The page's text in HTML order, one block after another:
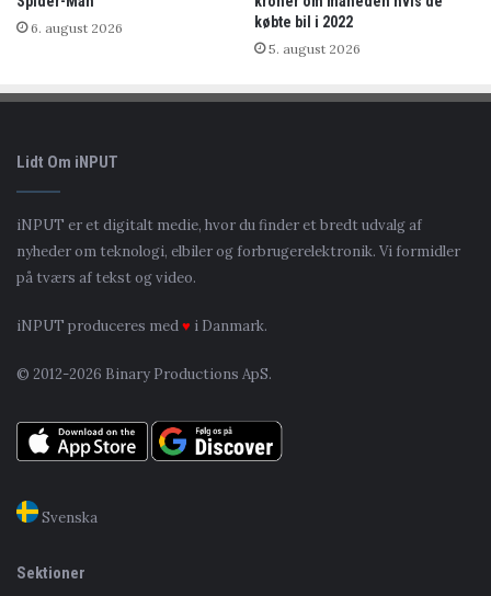
6. august 2026
købte bil i 2022
5. august 2026
Lidt Om iNPUT
iNPUT er et digitalt medie, hvor du finder et bredt udvalg af
nyheder om teknologi, elbiler og forbrugerelektronik. Vi formidler
på tværs af tekst og video.
iNPUT produceres med♥ i Danmark.
© 2012-2026 Binary Productions ApS.
Svenska
Sektioner